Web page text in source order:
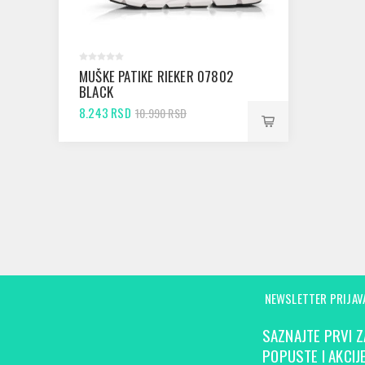
MUŠKE PATIKE RIEKER 07802
BLACK
8.243 RSD 10.990 RSD
NEWSLETTER
SAZNAJTE PRVI
POPUSTE I